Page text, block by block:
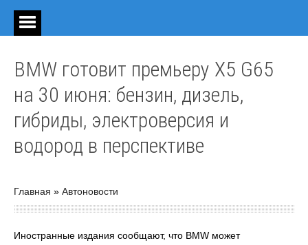
BMW готовит премьеру X5 G65
на 30 июня: бензин, дизель,
гибриды, электроверсия и
водород в перспективе
Главная » Автоновости
Иностранные издания сообщают, что BMW может